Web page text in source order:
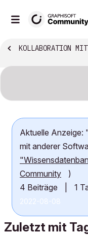
KOLLABORATION MIT ANDERER
Aktuelle Anzeige:
mit anderer
Community
)
4 Beiträge
1
‎2022-08-08
Zuletzt mit